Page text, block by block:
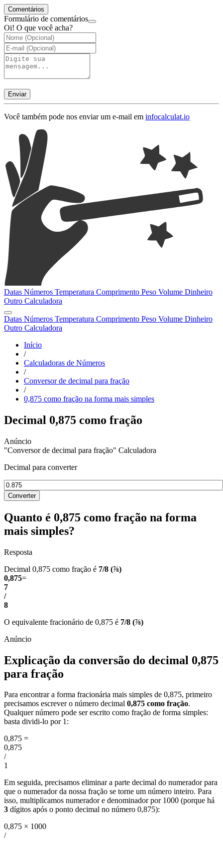
Comentários
Formulário de comentários
Oi! O que você acha?
Enviar
Você também pode nos enviar um e-mail em infocalculat.io
Datas Números Temperatura Comprimento Peso Volume Dinheiro
Outro Calculadora
Datas Números Temperatura Comprimento Peso Volume Dinheiro
Outro Calculadora
Início
/
Calculadoras de Números
/
Conversor de decimal para fração
/
0,875 como fração na forma mais simples
Decimal 0,875 como fração
"Conversor de decimal para fração" Calculadora
Decimal para converter
Converter
Quanto é 0,875 como fração na forma
mais simples?
Resposta
Decimal 0,875 como fração é 7/8 (⅞)
0,875=
7
/
8
O equivalente fracionário de 0,875 é 7/8 (⅞)
Explicação da conversão do decimal 0,875
para fração
Para encontrar a forma fracionária mais simples de 0,875, primeiro
precisamos escrever o número decimal 0,875 como fração.
Qualquer número pode ser escrito como fração de forma simples:
basta dividi-lo por 1:
0,875 =
0,875
/
1
Em seguida, precisamos eliminar a parte decimal do numerador para
que o numerador da nossa fração se torne um número inteiro. Para
isso, multiplicamos numerador e denominador por 1000 (porque há
3 dígitos após o ponto decimal no número 0,875):
0,875 × 1000
/